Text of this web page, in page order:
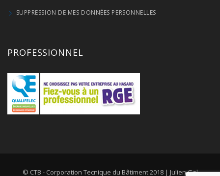
SUPPRESSION DE MES DONNÉES PERSONNELLES
PROFESSIONNEL
© CTB - Corporation Tecnique du Bâtiment 2018 | Julien Gal